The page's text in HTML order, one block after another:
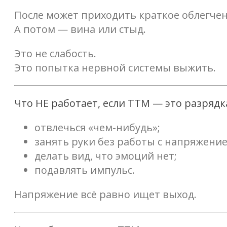
После может приходить краткое
А потом — вина или стыд.
Это не слабость.
Это попытка нервной системы выжить.
Что НЕ работает, если ТТМ — это
отвлечься «чем-нибудь»;
занять руки без работы с
делать вид, что эмоций нет;
подавлять импульс.
Напряжение всё равно ищет выход.